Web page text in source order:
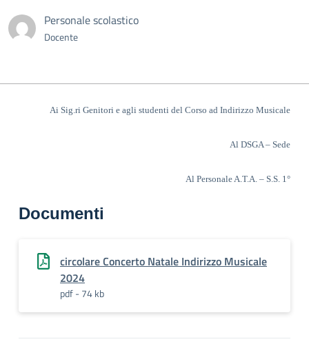
Personale scolastico
Docente
Ai Sig.ri Genitori e agli studenti del Corso ad Indirizzo Musicale
Al DSGA – Sede
Al Personale A.T.A. – S.S. 1°
Documenti
circolare Concerto Natale Indirizzo Musicale
2024
pdf - 74 kb